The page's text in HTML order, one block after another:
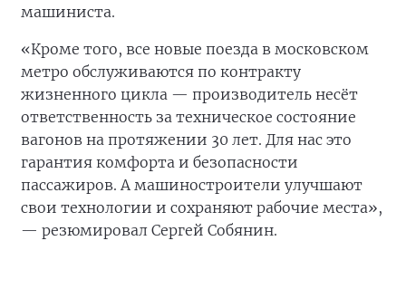
машиниста.
«Кроме того, все новые поезда в московском
метро обслуживаются по контракту
жизненного цикла — производитель несёт
ответственность за техническое состояние
вагонов на протяжении 30 лет. Для нас это
гарантия комфорта и безопасности
пассажиров. А машиностроители улучшают
свои технологии и сохраняют рабочие места»,
— резюмировал Сергей Собянин.